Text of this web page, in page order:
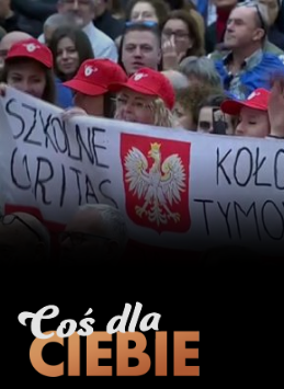
Coś dla